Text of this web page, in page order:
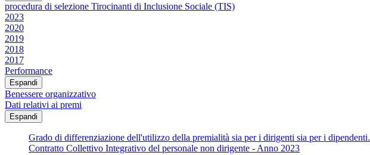
procedura di selezione Tirocinanti di Inclusione Sociale (TIS)
2023
2020
2019
2018
2017
Performance
Espandi
Benessere organizzativo
Dati relativi ai premi
Espandi
Grado di differenziazione dell'utilizzo della premialità sia per i dirigenti sia per i dipendenti.
Contratto Collettivo Integrativo del personale non dirigente - Anno 2023